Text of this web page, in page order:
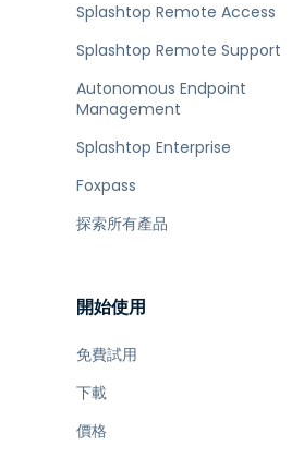
Splashtop Remote Access
Splashtop Remote Support
Autonomous Endpoint
Management
Splashtop Enterprise
Foxpass
探索所有產品
開始使用
免費試用
下載
價格